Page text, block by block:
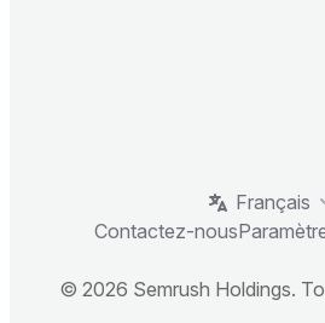
Français
Contactez-nous
© 2026 Semrush Holdings.